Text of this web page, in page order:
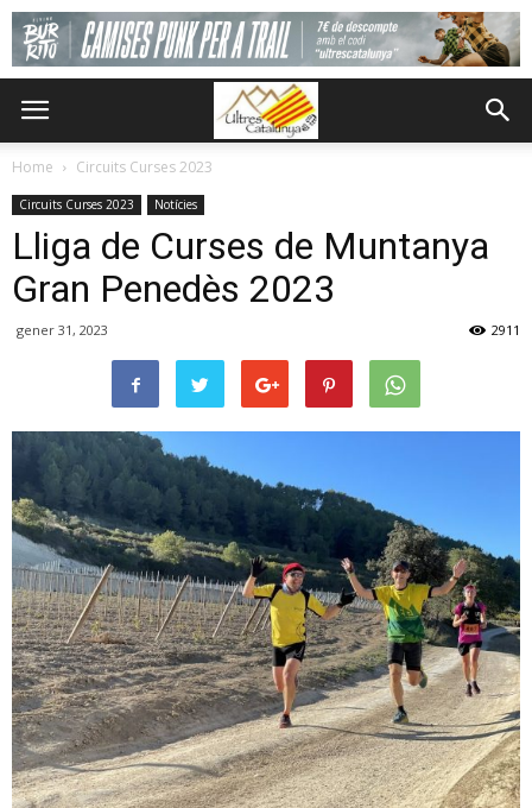
Home Circuits Curses 2023
Circuits Curses 2023 Notícies
Lliga de Curses de Muntanya
Gran Penedès 2023
gener 31, 2023 2911